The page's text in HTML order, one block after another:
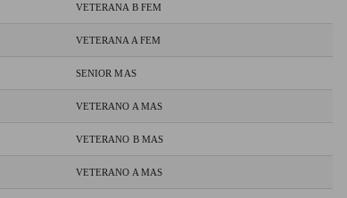
VETERANA B FEM
VETERANA A FEM
SENIOR MAS
VETERANO A MAS
VETERANO B MAS
VETERANO A MAS